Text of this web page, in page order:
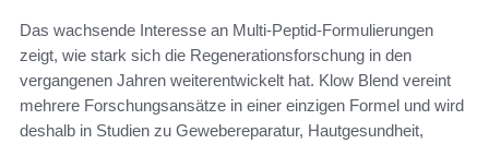
Das wachsende Interesse an Multi-Peptid-Formulierungen
zeigt, wie stark sich die Regenerationsforschung in den
vergangenen Jahren weiterentwickelt hat. Klow Blend vereint
mehrere Forschungsansätze in einer einzigen Formel und wird
deshalb in Studien zu Gewebereparatur, Hautgesundheit,